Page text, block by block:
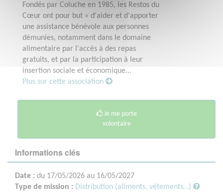
Fondés par Coluche en 1985, les Restos du
Cœur ont pour but « d'aider et d'apporter
une assistance bénévole aux personnes
démunies, notamment dans le domaine
alimentaire par l'accès à des repas
gratuits, et par la participation à leur
insertion sociale et économique...
Plus sur cette association
Je me porte
volontaire
Informations clés
Date : du 17/05/2026 au 16/05/2027
Type de mission : Distribution (aliments, vêtements…)